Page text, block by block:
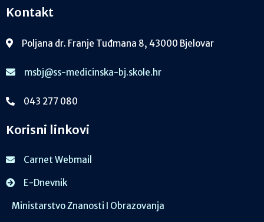
Kontakt
Poljana dr. Franje Tuđmana 8, 43000 Bjelovar
msbj@ss-medicinska-bj.skole.hr
043 277 080
Korisni linkovi
Carnet Webmail
E-Dnevnik
Ministarstvo Znanosti I Obrazovanja